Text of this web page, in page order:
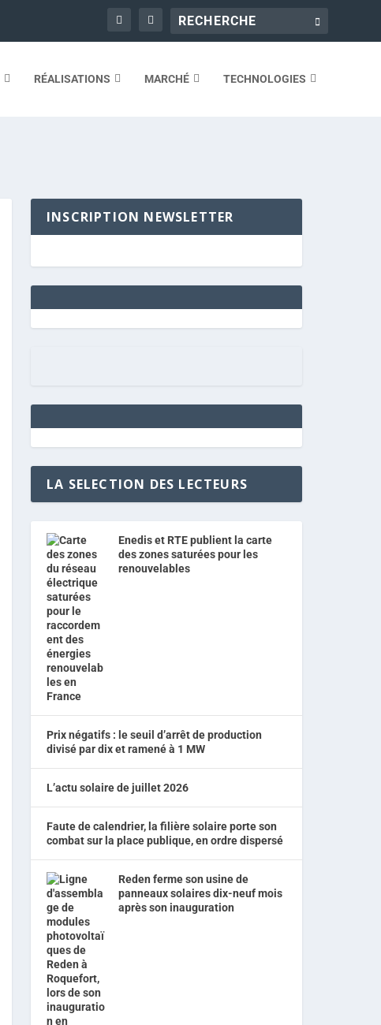
RÉALISATIONS MARCHÉ TECHNOLOGIES
INSCRIPTION NEWSLETTER
LA SELECTION DES LECTEURS
Enedis et RTE publient la carte
des zones saturées pour les
renouvelables
Prix négatifs : le seuil d’arrêt de production
divisé par dix et ramené à 1 MW
L’actu solaire de juillet 2026
Faute de calendrier, la filière solaire porte son
combat sur la place publique, en ordre dispersé
Reden ferme son usine de
panneaux solaires dix-neuf mois
après son inauguration